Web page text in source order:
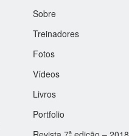
Sobre
Treinadores
Fotos
Vídeos
Livros
Portfolio